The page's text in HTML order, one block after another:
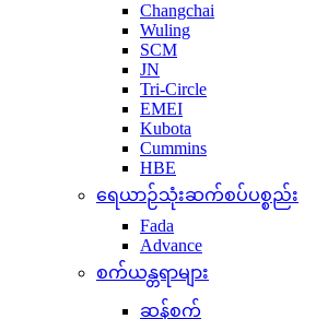
Changchai
Wuling
SCM
JN
Tri-Circle
EMEI
Kubota
Cummins
HBE
ရေယာဉ်သုံးဆက်စပ်ပစ္စည်း
Fada
Advance
စက်ယန္တရာများ
ဆန်စက်